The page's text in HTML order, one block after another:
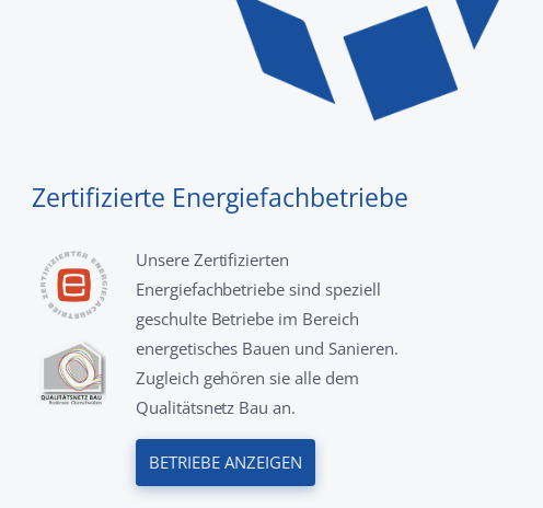
Zertifizierte Energiefachbetriebe
Unsere Zertifizierten
Energiefachbetriebe sind speziell
geschulte Betriebe im Bereich
energetisches Bauen und Sanieren.
Zugleich gehören sie alle dem
Qualitätsnetz Bau an.
BETRIEBE ANZEIGEN